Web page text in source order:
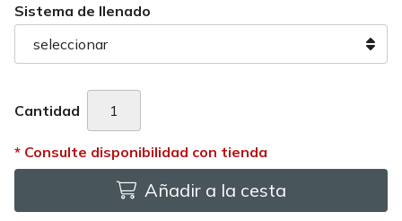
Sistema de llenado
Cantidad
Añadir a la cesta